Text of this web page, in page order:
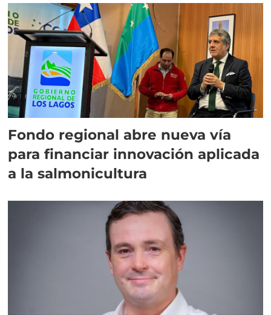
Fondo regional abre nueva vía
para financiar innovación aplicada
a la salmonicultura